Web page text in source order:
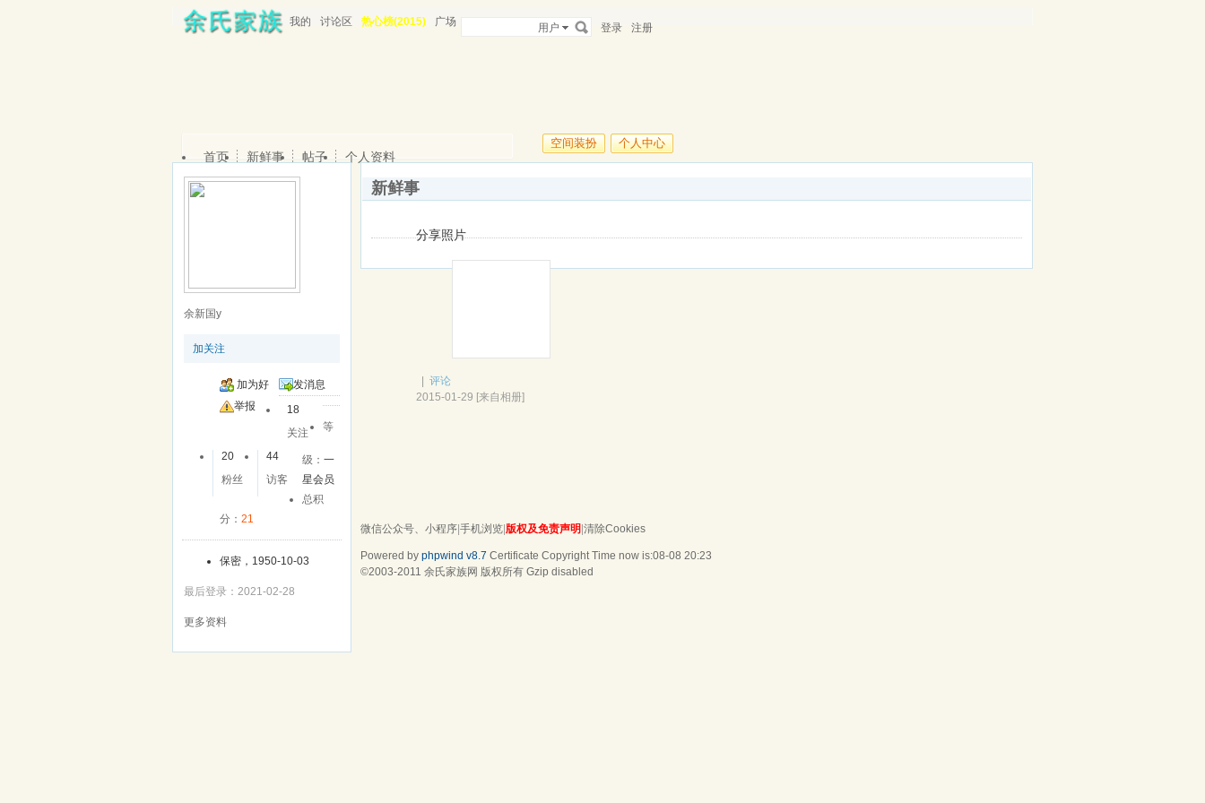
我的 讨论区 热心榜(2015) 广场 用户 登录 注册
空间装扮 个人中心
首页 新鲜事 帖子 个人资料
余新国y
加关注
加为好
友
发消息
举报
18
关注
20
粉丝
44
访客
等
级：一
星会员
总积
分： 21
保密，1950-10-03
最后登录：2021-02-28
更多资料
新鲜事
分享照片
| 评论
2015-01-29 [来自相册]
微信公众号、小程序 手机浏览 版权及免责声明 清除Cookies
Powered by phpwind v8.7 Certificate Copyright Time now is:08-08 20:23
©2003-2011 余氏家族网 版权所有 Gzip disabled